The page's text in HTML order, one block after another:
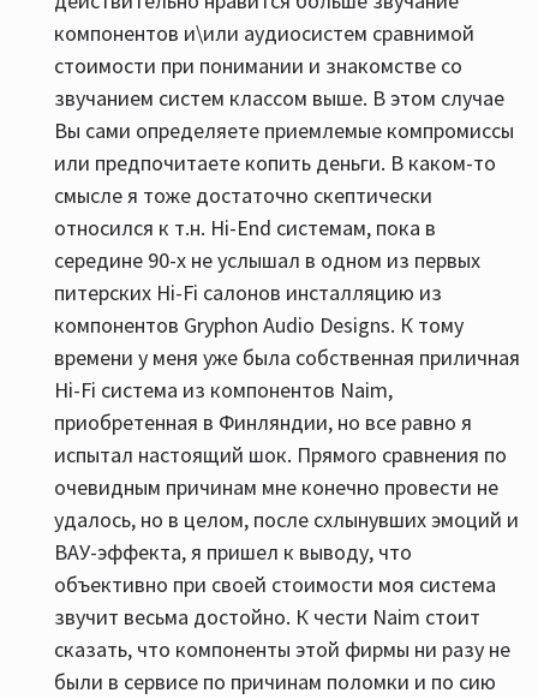
компонентов и\или аудиосистем сравнимой
стоимости при понимании и знакомстве со
звучанием систем классом выше. В этом случае
Вы сами определяете приемлемые компромиссы
или предпочитаете копить деньги. В каком-то
смысле я тоже достаточно скептически
относился к т.н. Hi-End системам, пока в
середине 90-х не услышал в одном из первых
питерских Hi-Fi салонов инсталляцию из
компонентов Gryphon Audio Designs. К тому
времени у меня уже была собственная приличная
Hi-Fi система из компонентов Naim,
приобретенная в Финляндии, но все равно я
испытал настоящий шок. Прямого сравнения по
очевидным причинам мне конечно провести не
удалось, но в целом, после схлынувших эмоций и
ВАУ-эффекта, я пришел к выводу, что
объективно при своей стоимости моя система
звучит весьма достойно. К чести Naim стоит
сказать, что компоненты этой фирмы ни разу не
были в сервисе по причинам поломки и по сию